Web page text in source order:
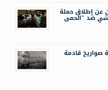
عن إطلاق حملة
ضد "الحمى
صواريخ قادمة